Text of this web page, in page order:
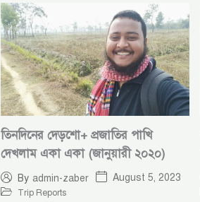
তিনদিনের দেড়শো+ প্রজাতির পাখি
দেখলাম একা একা (জানুয়ারী ২০২০)
By admin-zaber August 5, 2023
Trip Reports